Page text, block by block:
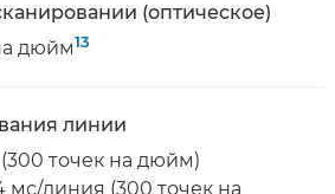
(оптическое)
дюйм13
линии
точек на дюйм)
мс/линия (300 точек на